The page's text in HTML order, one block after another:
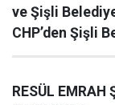
ve Şişli
CHP’den Şişli
RESÜL EMRAH